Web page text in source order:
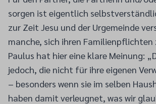
sorgen ist eigentlich
zur Zeit Jesu und der Urgemeinde
manche, sich ihren Familienpflichten
Paulus hat hier eine klare Meinung:
jedoch, die nicht für ihre eigenen
– besonders wenn sie im selben
haben damit verleugnet, was wir